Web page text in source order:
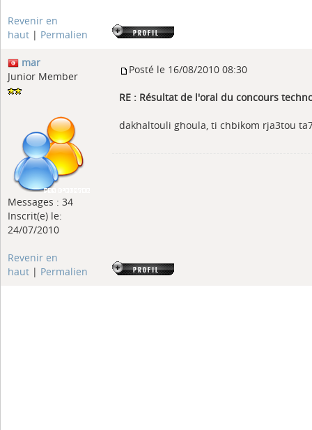
Revenir en
haut | Permalien
mar
Junior Member
Messages : 34
Inscrit(e) le:
24/07/2010
Posté le 16/08/2010 08:30
RE : Résultat de l'oral du concours
dakhaltouli ghoula, ti chbikom rja3tou
Revenir en
haut | Permalien